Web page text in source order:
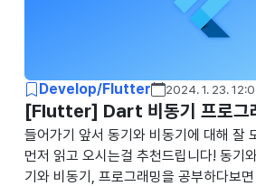
데이터가 들어오는걸 기다리는 동안에…
하자 그렇기에 데이터가 들어오는것을
dget이나 GetX..
Develop/Flutter
2024. 1. 23.
[Flutter] Dart 비동기 프로그
들어가기 앞서 동기와 비동기에 대해 잘
먼저 읽고 오시는걸 추천드립니다! 동기
기와 비동기, 프로그래밍을 공부하다보